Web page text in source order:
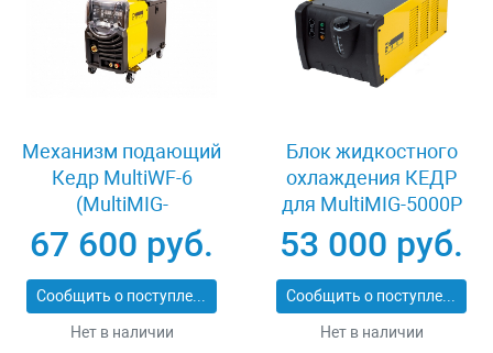
Механизм подающий
Кедр MultiWF-6
(MultiMIG-
3500/5000S) 8009127
67 600 руб.
Сообщить о поступлении
Нет в наличии
Блок жидкостного
охлаждения КЕДР
для MultiMIG-5000P
53 000 руб.
Сообщить о поступлении
Нет в наличии